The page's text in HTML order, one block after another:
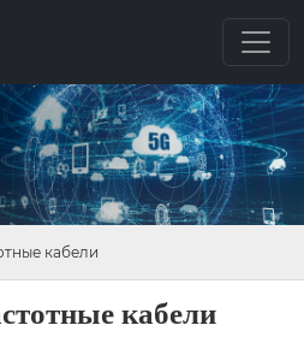
кабели
кабели